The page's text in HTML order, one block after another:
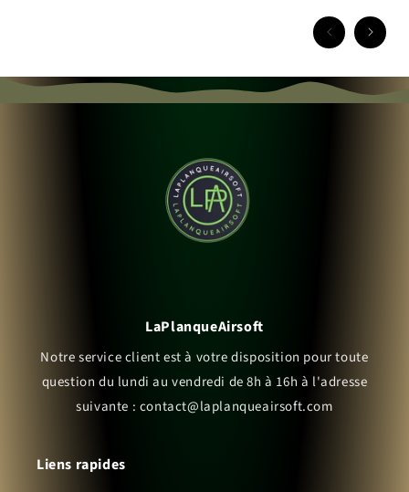
LaPlanqueAirsoft
Notre service client est à votre disposition pour toute
question du lundi au vendredi de 8h à 16h à l'adresse
suivante : contact@laplanqueairsoft.com
Liens rapides